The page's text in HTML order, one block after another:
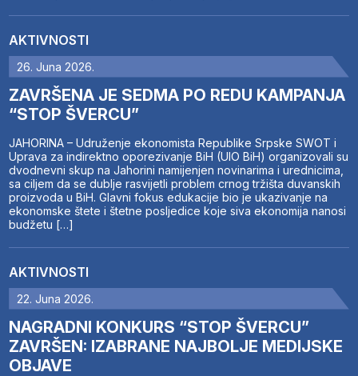
AKTIVNOSTI
26. Juna 2026.
ZAVRŠENA JE SEDMA PO REDU KAMPANJA
“STOP ŠVERCU”
JAHORINA – Udruženje ekonomista Republike Srpske SWOT i
Uprava za indirektno oporezivanje BiH (UIO BiH) organizovali su
dvodnevni skup na Jahorini namijenjen novinarima i urednicima,
sa ciljem da se dublje rasvijetli problem crnog tržišta duvanskih
proizvoda u BiH. Glavni fokus edukacije bio je ukazivanje na
ekonomske štete i štetne posljedice koje siva ekonomija nanosi
budžetu […]
AKTIVNOSTI
22. Juna 2026.
NAGRADNI KONKURS “STOP ŠVERCU”
ZAVRŠEN: IZABRANE NAJBOLJE MEDIJSKE
OBJAVE